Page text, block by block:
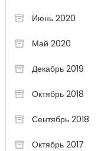
Июнь 2020
Май 2020
Декабрь 2019
Октябрь 2018
Сентябрь 2018
Октябрь 2017